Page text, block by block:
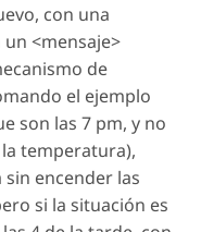
con una
<mensaje>
de
el ejemplo
son las 7 pm, y no
temperatura),
encender las
si la situación es